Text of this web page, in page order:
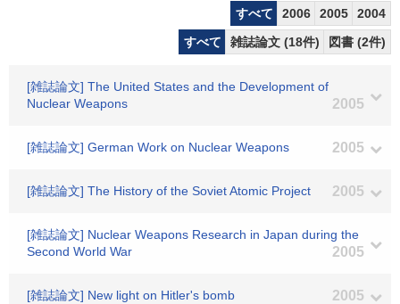
すべて 2006 2005
2004
すべて
雑誌論文 (18件) 図書 (2件)
[雑誌論文] The United States and the Development of
Nuclear Weapons
2005
[雑誌論文] German Work on Nuclear Weapons 2005
[雑誌論文] The History of the Soviet Atomic Project 2005
[雑誌論文] Nuclear Weapons Research in Japan during the
Second World War
2005
[雑誌論文] New light on Hitler's bomb 2005